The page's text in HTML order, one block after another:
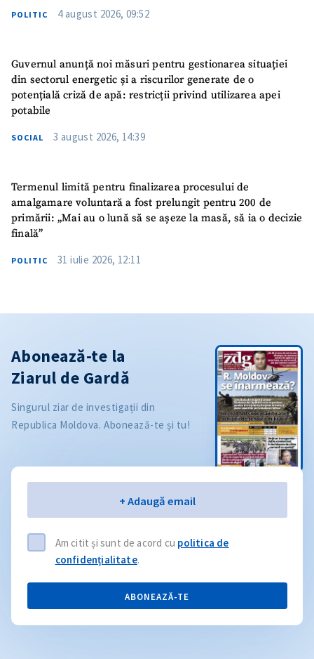
POLITIC 4 august 2026, 09:52
Guvernul anunță noi măsuri pentru gestionarea situației
din sectorul energetic și a riscurilor generate de o
potențială criză de apă: restricții privind utilizarea apei
potabile
SOCIAL 3 august 2026, 14:39
Termenul limită pentru finalizarea procesului de
amalgamare voluntară a fost prelungit pentru 200 de
primării: „Mai au o lună să se așeze la masă, să ia o decizie
finală”
POLITIC 31 iulie 2026, 12:11
Abonează-te la
Ziarul de Gardă
Singurul ziar de investigații din
Republica Moldova. Abonează-te și tu!
+ Adaugă email
Am citit și sunt de acord cu politica de
confidențialitate.
ABONEAZĂ-TE